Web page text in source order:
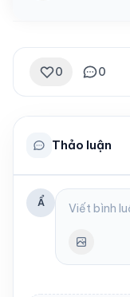
0 0
Thảo luận
Ẩ